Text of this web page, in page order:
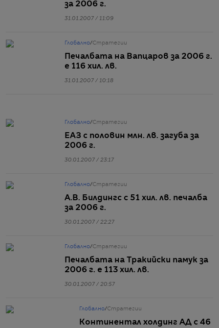
за 2006 г.
31.01.2007 / 11:09
Глобално/Стратегии
Печалбата на Вапцаров за 2006 г.
е 116 хил. лв.
31.01.2007 / 10:18
Глобално/Стратегии
ЕАЗ с половин млн. лв. загуба за
2006 г.
30.01.2007 / 23:17
Глобално/Стратегии
А.В. Билдингс с 51 хил. лв. печалба
за 2006 г.
30.01.2007 / 22:27
Глобално/Стратегии
Печалбата на Тракийски памук за
2006 г. е 113 хил. лв.
30.01.2007 / 20:57
Глобално/Стратегии
Континентал холдинг АД с 46